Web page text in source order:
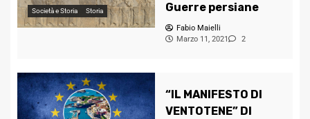
Società e Storia Storia
Guerre persiane
Fabio Maielli
Marzo 11, 2021
2
“IL MANIFESTO DI
VENTOTENE” DI